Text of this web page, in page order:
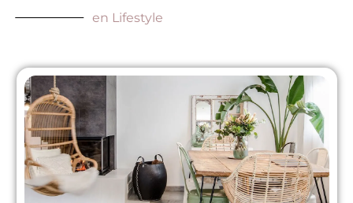
en Lifestyle